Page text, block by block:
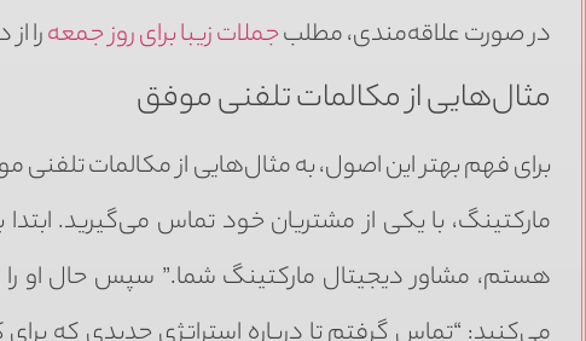
در صورت علاقه‌مندی، مطلبجملات زیبا برای روز جمعهرا
مثال‌هایی از مکالمات تلفنی موفق
برای فهم بهتر این اصول، به مثال‌هایی از مکالمات
مارکتینگ، با یکی از مشتریان خود تماس می‌گیرید.
هستم، مشاور دیجیتال مارکتینگ شما.” سپس حال او